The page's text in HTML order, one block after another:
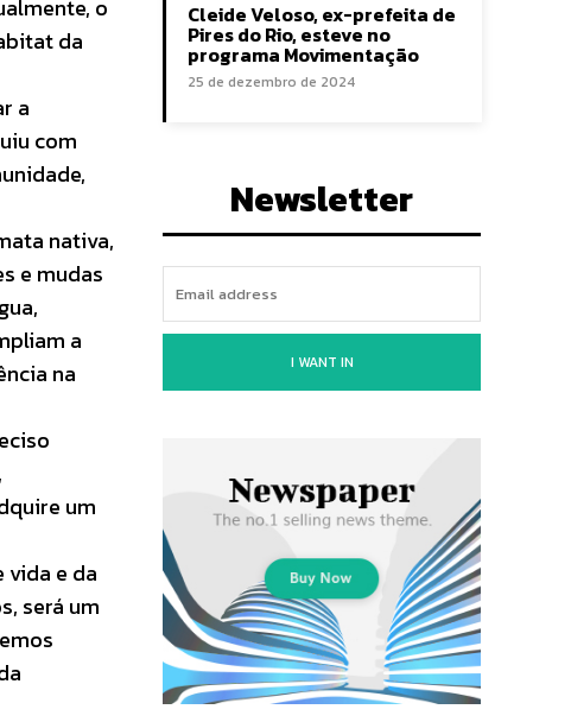
o
da
a
com
nativa,
e mudas
a
na
um
e da
será um
Cleide Veloso, ex-prefeita de
Pires do Rio, esteve no
programa Movimentação
25 de dezembro de 2024
Newsletter
I WANT IN